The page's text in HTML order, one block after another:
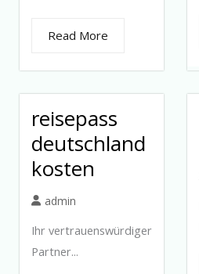
Read More
reisepass
deutschland
kosten
admin
Ihr vertrauenswürdiger
Partner...